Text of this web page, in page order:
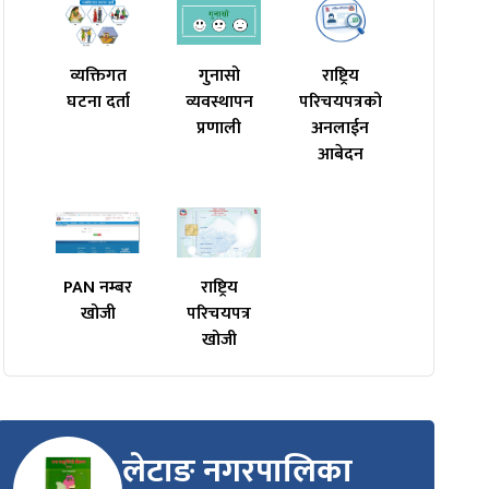
व्यक्तिगत
घटना दर्ता
गुनासो
व्यवस्थापन
प्रणाली
राष्ट्रिय
परिचयपत्रको
अनलाईन
आबेदन
PAN नम्बर
खोजी
राष्ट्रिय
परिचयपत्र
खोजी
लेटाङ नगरपालिका